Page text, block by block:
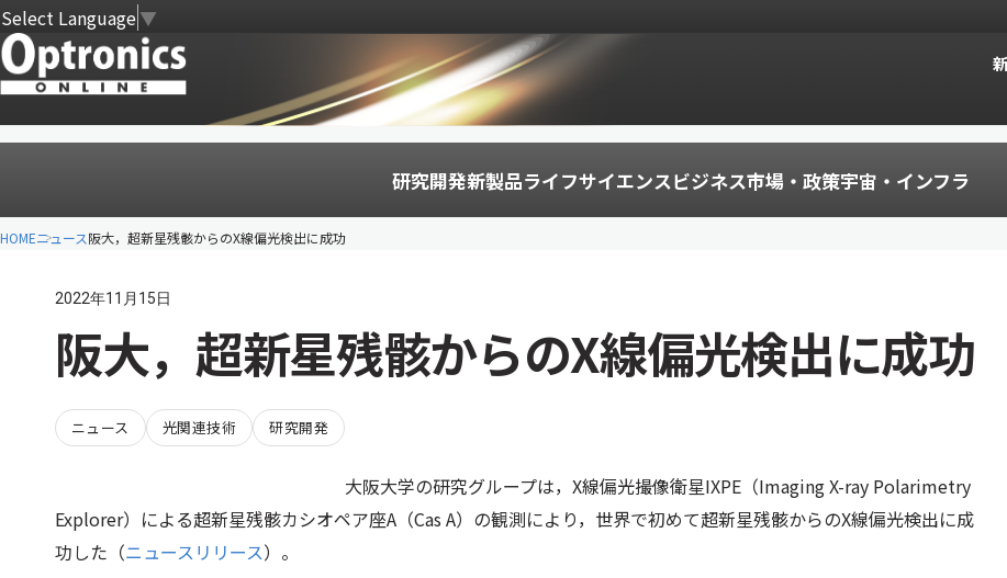
Select Language▼
研究開発新製品ライフサイエンスビジネス市場・政策宇宙・インフラ
HOMEニュース阪大，超新星残骸からのX線偏光検出に成功
2022年11月15日
阪大，超新星残骸からのX線偏光検出に成功
ニュース 光関連技術 研究開発
大阪大学の研究グループは，X線偏光撮像衛星IXPE（Imaging X-ray Polarimetry
Explorer）による超新星残骸カシオペア座A（Cas A）の観測により，世界で初めて超新星残骸からのX線偏光検出に成
功した（ニュースリリース）。